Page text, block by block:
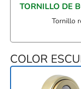
TORNILLO DE
Tornillo
COLOR